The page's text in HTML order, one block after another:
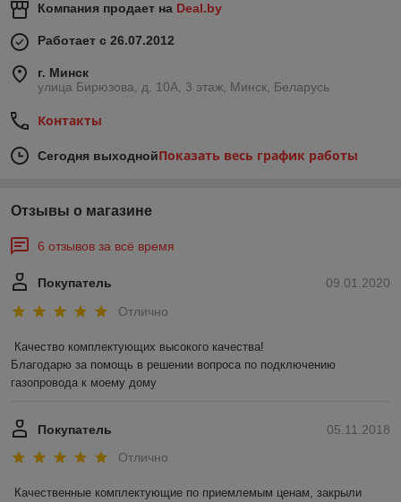
Компания продает на Deal.by
Работает с 26.07.2012
г. Минск
улица Бирюзова, д. 10А, 3 этаж, Минск, Беларусь
Контакты
Сегодня выходнойПоказать весь график работы
Отзывы о магазине
6 отзывов за всё время
09.01.2020
Покупатель
Отлично
Качество комплектующих высокого качества!
Благодарю за помощь в решении вопроса по подключению
газопровода к моему дому
05.11.2018
Покупатель
Отлично
Качественные комплектующие по приемлемым ценам, закрыли